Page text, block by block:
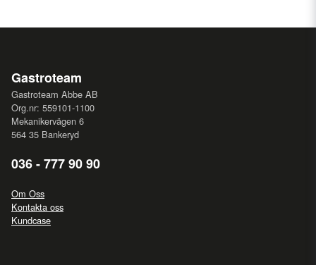
Gastroteam
Gastroteam Abbe AB
Org.nr: 559101-1100
Mekanikervägen 6
564 35 Bankeryd
036 - 777 90 90
Om Oss
Kontakta oss
Kundcase